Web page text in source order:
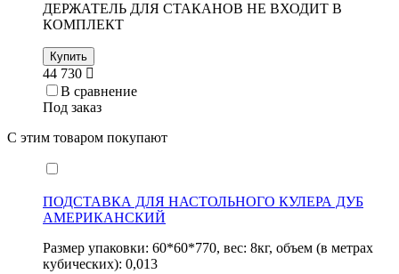
ДЕРЖАТЕЛЬ ДЛЯ СТАКАНОВ НЕ ВХОДИТ В
КОМПЛЕКТ
Купить
44 730
В сравнение
Под заказ
С этим товаром покупают
ПОДСТАВКА ДЛЯ НАСТОЛЬНОГО КУЛЕРА ДУБ
АМЕРИКАНСКИЙ
Размер упаковки: 60*60*770, вес: 8кг, объем (в метрах
кубических): 0,013